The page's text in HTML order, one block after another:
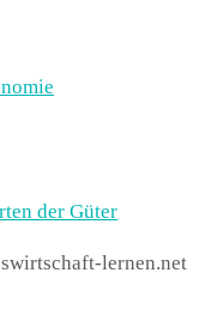
der Güter
lernen.net